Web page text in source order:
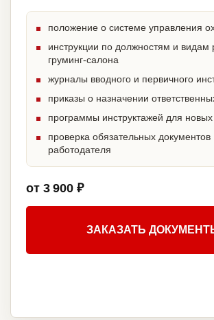
положение о системе управления
инструкции по должностям и видам
груминг-салона
журналы вводного и первичного
приказы о назначении
программы инструктажей для новых
проверка обязательных документов
работодателя
от 3 900 ₽
ЗАКАЗАТЬ